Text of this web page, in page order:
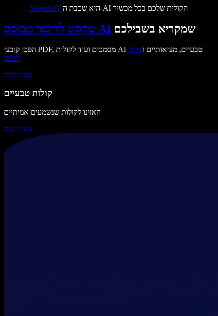
Speechify היא שכבת ה-AI הקולית שלכם בכל מכשיר
טקסט לדיבור מבוסס AI שמקריא בשבילכם
הפכו קובצי PDF, מסמכים ועוד לקולות AI טבעיים, מציאותיים ומלאי
הבעה
נסו בחינם
קולות טבעיים
האזינו לקולות שנשמעים אמיתיים
נסו בחינם